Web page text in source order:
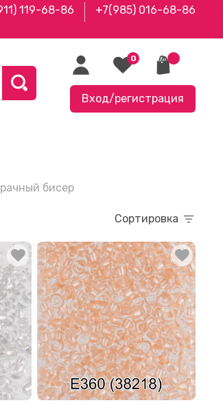
119-68-86 +7(985) 016-68-86
0
Вход/регистрация
бисер
Сортировка